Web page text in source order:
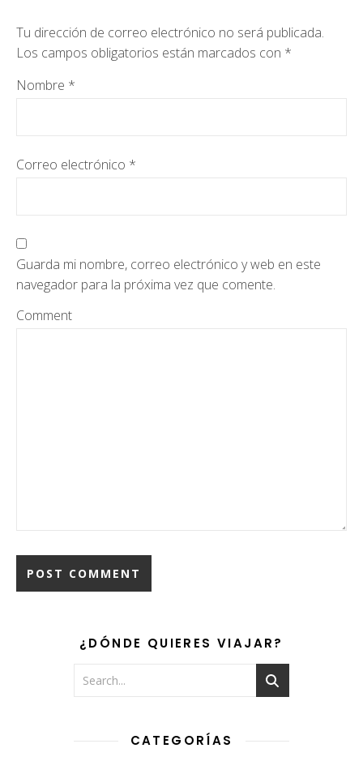
Tu dirección de correo electrónico no será publicada.
Los campos obligatorios están marcados con *
Nombre *
Correo electrónico *
Guarda mi nombre, correo electrónico y web en este
navegador para la próxima vez que comente.
Comment
¿DÓNDE QUIERES VIAJAR?
CATEGORÍAS